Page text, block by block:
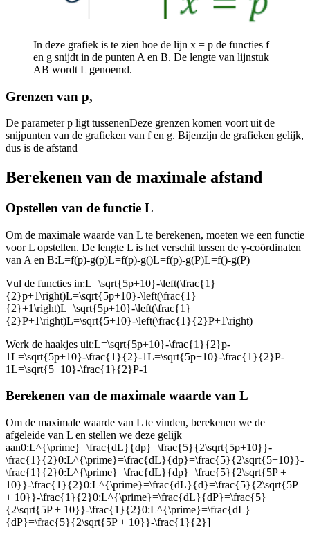
In deze grafiek is te zien hoe de lijn x = p de functies f
en g snijdt in de punten A en B. De lengte van lijnstuk
AB wordt L genoemd.
Grenzen van p,
De parameter p ligt tussenenDeze grenzen komen voort uit de
snijpunten van de grafieken van f en g. Bijenzijn de grafieken gelijk,
dus is de afstand
Berekenen van de maximale afstand
Opstellen van de functie L
Om de maximale waarde van L te berekenen, moeten we een functie
voor L opstellen. De lengte L is het verschil tussen de y-coördinaten
van A en B:L=f(p)-g(p)L=f(p)-g()L=f(p)-g(P)L=f()-g(P)
Vul de functies in:L=\sqrt{5p+10}-\left(\frac{1}
{2}p+1\right)L=\sqrt{5p+10}-\left(\frac{1}
{2}+1\right)L=\sqrt{5p+10}-\left(\frac{1}
{2}P+1\right)L=\sqrt{5+10}-\left(\frac{1}{2}P+1\right)
Werk de haakjes uit:L=\sqrt{5p+10}-\frac{1}{2}p-
1L=\sqrt{5p+10}-\frac{1}{2}-1L=\sqrt{5p+10}-\frac{1}{2}P-
1L=\sqrt{5+10}-\frac{1}{2}P-1
Berekenen van de maximale waarde van L
Om de maximale waarde van L te vinden, berekenen we de
afgeleide van L en stellen we deze gelijk
aan0:L^{\prime}=\frac{dL}{dp}=\frac{5}{2\sqrt{5p+10}}-
\frac{1}{2}0:L^{\prime}=\frac{dL}{dp}=\frac{5}{2\sqrt{5+10}}-
\frac{1}{2}0:L^{\prime}=\frac{dL}{dp}=\frac{5}{2\sqrt{5P +
10}}-\frac{1}{2}0:L^{\prime}=\frac{dL}{d}=\frac{5}{2\sqrt{5P
+ 10}}-\frac{1}{2}0:L^{\prime}=\frac{dL}{dP}=\frac{5}
{2\sqrt{5P + 10}}-\frac{1}{2}0:L^{\prime}=\frac{dL}
{dP}=\frac{5}{2\sqrt{5P + 10}}-\frac{1}{2}]